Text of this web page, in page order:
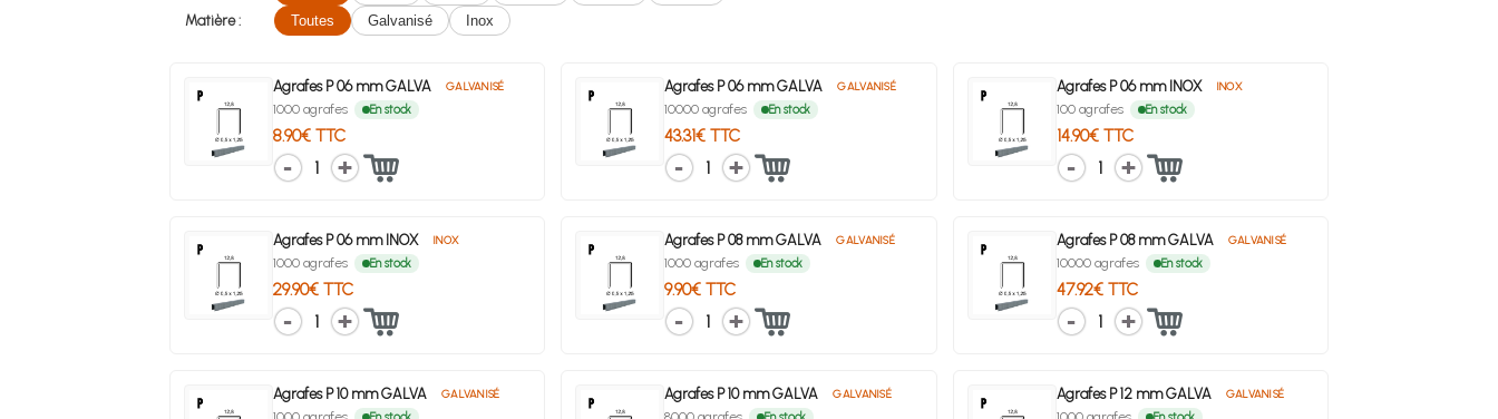
Matière :
Toutes Galvanisé Inox
Agrafes P 06 mm GALVA GALVANISÉ
1000 agrafes En stock
8.90€ TTC
1
Agrafes P 06 mm GALVA GALVANISÉ
10000 agrafes En stock
43.31€ TTC
1
Agrafes P 06 mm INOX INOX
100 agrafes En stock
14.90€ TTC
1
Agrafes P 06 mm INOX INOX
1000 agrafes En stock
29.90€ TTC
1
Agrafes P 08 mm GALVA GALVANISÉ
1000 agrafes En stock
9.90€ TTC
1
Agrafes P 08 mm GALVA GALVANISÉ
10000 agrafes En stock
47.92€ TTC
1
Agrafes P 10 mm GALVA GALVANISÉ Agrafes P 10 mm GALVA GALVANISÉ Agrafes P 12 mm GALVA GALVANISÉ